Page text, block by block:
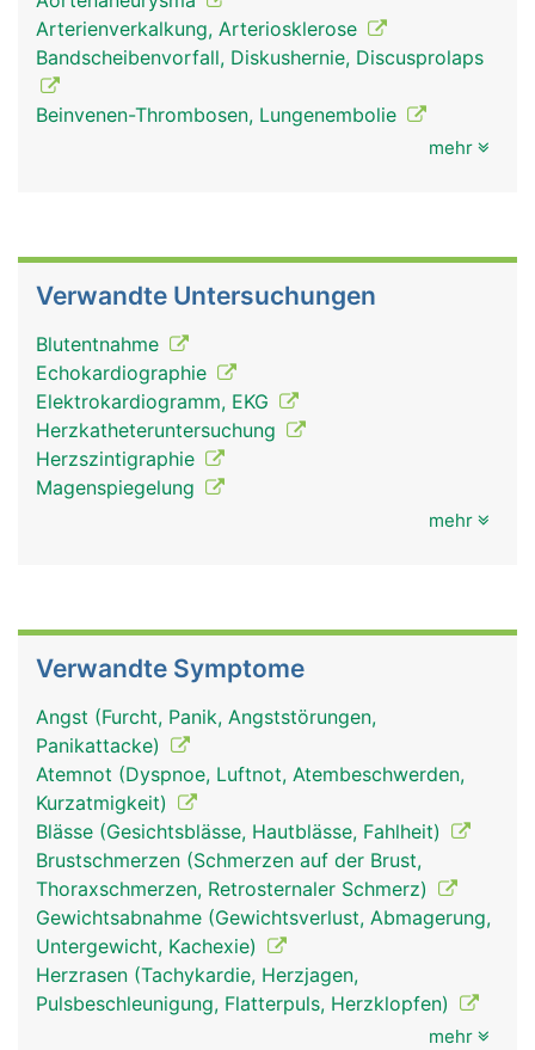
Arterienverkalkung, Arteriosklerose
Bandscheibenvorfall, Diskushernie, Discusprolaps
Beinvenen-Thrombosen, Lungenembolie
mehr
Verwandte Untersuchungen
Blutentnahme
Echokardiographie
Elektrokardiogramm, EKG
Herzkatheteruntersuchung
Herzszintigraphie
Magenspiegelung
mehr
Verwandte Symptome
Angst (Furcht, Panik, Angststörungen,
Panikattacke)
Atemnot (Dyspnoe, Luftnot, Atembeschwerden,
Kurzatmigkeit)
Blässe (Gesichtsblässe, Hautblässe, Fahlheit)
Brustschmerzen (Schmerzen auf der Brust,
Thoraxschmerzen, Retrosternaler Schmerz)
Gewichtsabnahme (Gewichtsverlust, Abmagerung,
Untergewicht, Kachexie)
Herzrasen (Tachykardie, Herzjagen,
Pulsbeschleunigung, Flatterpuls, Herzklopfen)
mehr